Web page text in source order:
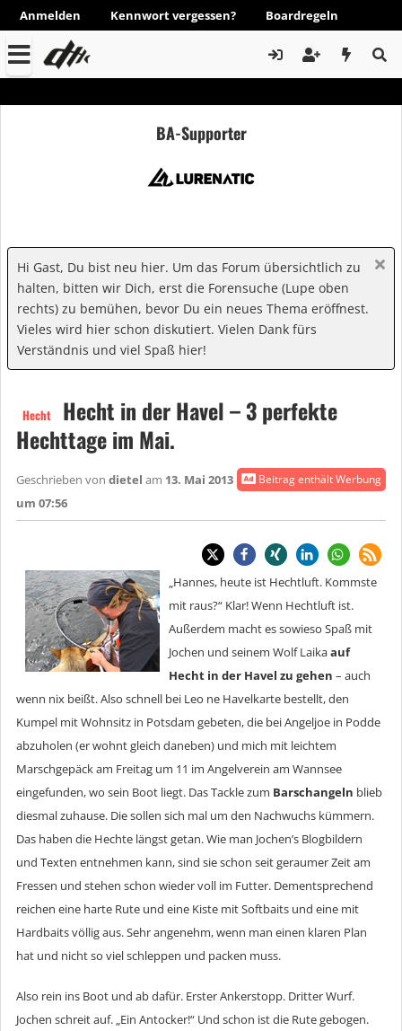
Anmelden Kennwort vergessen? Boardregeln
BA-Supporter
Hi Gast, Du bist neu hier. Um das Forum übersichtlich zu
halten, bitten wir Dich, erst die Forensuche (Lupe oben
rechts) zu bemühen, bevor Du ein neues Thema eröffnest.
Vieles wird hier schon diskutiert. Vielen Dank fürs
Verständnis und viel Spaß hier!
Hecht
Hecht in der Havel – 3 perfekte
Hechttage im Mai.
Beitrag enthält Werbung
Geschrieben von dietel am 13. Mai 2013
um 07:56
„Hannes, heute ist Hechtluft. Kommste
mit raus?“ Klar! Wenn Hechtluft ist.
Außerdem macht es sowieso Spaß mit
Jochen und seinem Wolf Laikaauf
Hecht in der Havel zu gehen – auch
wenn nix beißt. Also schnell bei Leo ne Havelkarte bestellt, den
Kumpel mit Wohnsitz in Potsdam gebeten, die bei Angeljoe in Podde
abzuholen (er wohnt gleich daneben) und mich mit leichtem
Marschgepäck am Freitag um 11 im Angelverein am Wannsee
eingefunden, wo sein Boot liegt. Das Tackle zum Barschangeln blieb
diesmal zuhause. Die sollen sich mal um den Nachwuchs kümmern.
Das haben die Hechte längst getan. Wie man Jochen’s Blogbildern
und Texten entnehmen kann, sind sie schon seit geraumer Zeit am
Fressen und stehen schon wieder voll im Futter. Dementsprechend
reichen eine harte Rute und eine Kiste mit Softbaits und eine mit
Hardbaits völlig aus. Sehr angenehm, wenn man einen klaren Plan
hat und nicht so viel schleppen und packen muss.
Also rein ins Boot und ab dafür. Erster Ankerstopp. Dritter Wurf.
Jochen schreit auf. „Ein Antocker!“ Und schon ist die Rute gebogen.